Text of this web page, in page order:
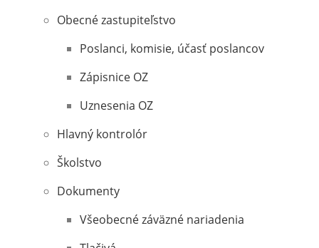
Obecné zastupiteľstvo
Poslanci, komisie, účasť poslancov
Zápisnice OZ
Uznesenia OZ
Hlavný kontrolór
Školstvo
Dokumenty
Všeobecné záväzné nariadenia